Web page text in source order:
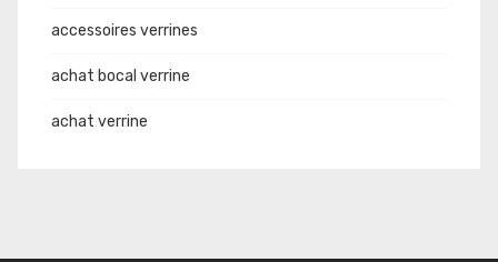
accessoires verrines
achat bocal verrine
achat verrine